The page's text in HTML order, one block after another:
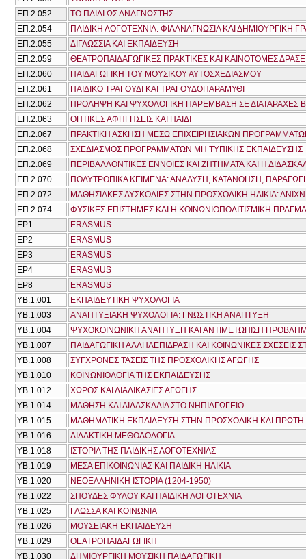
ΕΠ.2.052
ΤΟ ΠΑΙΔΙ ΩΣ ΑΝΑΓΝΩΣΤΗΣ
ΕΠ.2.054
ΠΑΙΔΙΚΗ ΛΟΓΟΤΕΧΝΙΑ: ΦΙΛΑΝΑΓΝΩΣΙΑ ΚΑΙ ΔΗΜΙΟΥΡΓΙΚΗ
ΕΠ.2.055
ΔΙΓΛΩΣΣΙΑ ΚΑΙ ΕΚΠΑΙΔΕΥΣΗ
ΕΠ.2.059
ΘΕΑΤΡΟΠΑΙΔΑΓΩΓΙΚΕΣ ΠΡΑΚΤΙΚΕΣ ΚΑΙ ΚΑΙΝΟΤΟΜΕΣ
ΕΠ.2.060
ΠΑΙΔΑΓΩΓΙΚΗ ΤΟΥ ΜΟΥΣΙΚΟΥ ΑΥΤΟΣΧΕΔΙΑΣΜΟΥ
ΕΠ.2.061
ΠΑΙΔΙΚΟ ΤΡΑΓΟΥΔΙ ΚΑΙ ΤΡΑΓΟΥΔΟΠΑΡΑΜΥΘΙ
ΕΠ.2.062
ΠΡΟΛΗΨΗ ΚΑΙ ΨΥΧΟΛΟΓΙΚΗ ΠΑΡΕΜΒΑΣΗ ΣΕ ΔΙΑΤΑΡΑΧΕΣ
ΕΠ.2.063
ΟΠΤΙΚΕΣ ΑΦΗΓΗΣΕΙΣ ΚΑΙ ΠΑΙΔΙ
ΕΠ.2.067
ΠΡΑΚΤΙΚΗ ΑΣΚΗΣΗ ΜΕΣΩ ΕΠΙΧΕΙΡΗΣΙΑΚΩΝ
ΕΠ.2.068
ΣΧΕΔΙΑΣΜΟΣ ΠΡΟΓΡΑΜΜΑΤΩΝ ΜΗ ΤΥΠΙΚΗΣ ΕΚΠΑΙΔΕΥΣΗΣ
ΕΠ.2.069
ΠΕΡΙΒΑΛΛΟΝΤΙΚΕΣ ΕΝΝΟΙΕΣ ΚΑΙ ΖΗΤΗΜΑΤΑ ΚΑΙ Η
ΕΠ.2.070
ΠΟΛΥΤΡΟΠΙΚΑ ΚΕΙΜΕΝΑ: ΑΝΑΛΥΣΗ, ΚΑΤΑΝΟΗΣΗ,
ΕΠ.2.072
ΜΑΘΗΣΙΑΚΕΣ ΔΥΣΚΟΛΙΕΣ ΣΤΗΝ ΠΡΟΣΧΟΛΙΚΗ ΗΛΙΚΙΑ:
ΕΠ.2.074
ΦΥΣΙΚΕΣ ΕΠΙΣΤΗΜΕΣ ΚΑΙ Η ΚΟΙΝΩΝΙΟΠΟΛΙΤΙΣΜΙΚΗ
ΕΡ1
ERASMUS
ΕΡ2
ERASMUS
ΕΡ3
ERASMUS
ΕΡ4
ERASMUS
ΕΡ8
ERASMUS
ΥΒ.1.001
ΕΚΠΑΙΔΕΥΤΙΚΗ ΨΥΧΟΛΟΓΙΑ
ΥΒ.1.003
ΑΝΑΠΤΥΞΙΑΚΗ ΨΥΧΟΛΟΓΙΑ: ΓΝΩΣΤΙΚΗ ΑΝΑΠΤΥΞΗ
ΥΒ.1.004
ΨΥΧΟΚΟΙΝΩΝΙΚΗ ΑΝΑΠΤΥΞΗ ΚΑΙ ΑΝΤΙΜΕΤΩΠΙΣΗ
ΥΒ.1.007
ΠΑΙΔΑΓΩΓΙΚΗ ΑΛΛΗΛΕΠΙΔΡΑΣΗ ΚΑΙ ΚΟΙΝΩΝΙΚΕΣ ΣΧΕΣΕΙΣ
ΥΒ.1.008
ΣΥΓΧΡΟΝΕΣ ΤΑΣΕΙΣ ΤΗΣ ΠΡΟΣΧΟΛΙΚΗΣ ΑΓΩΓΗΣ
ΥΒ.1.010
ΚΟΙΝΩΝΙΟΛΟΓΙΑ ΤΗΣ ΕΚΠΑΙΔΕΥΣΗΣ
ΥΒ.1.012
ΧΩΡΟΣ ΚΑΙ ΔΙΑΔΙΚΑΣΙΕΣ ΑΓΩΓΗΣ
ΥΒ.1.014
ΜΑΘΗΣΗ ΚΑΙ ΔΙΔΑΣΚΑΛΙΑ ΣΤΟ ΝΗΠΙΑΓΩΓΕΙΟ
ΥΒ.1.015
ΜΑΘΗΜΑΤΙΚΗ ΕΚΠΑΙΔΕΥΣΗ ΣΤΗΝ ΠΡΟΣΧΟΛΙΚΗ ΚΑΙ ΠΡΩΤΗ
ΥΒ.1.016
ΔΙΔΑΚΤΙΚΗ ΜΕΘΟΔΟΛΟΓΙΑ
ΥΒ.1.018
ΙΣΤΟΡΙΑ ΤΗΣ ΠΑΙΔΙΚΗΣ ΛΟΓΟΤΕΧΝΙΑΣ
ΥΒ.1.019
ΜΕΣΑ ΕΠΙΚΟΙΝΩΝΙΑΣ ΚΑΙ ΠΑΙΔΙΚΗ ΗΛΙΚΙΑ
ΥΒ.1.020
ΝΕΟΕΛΛΗΝΙΚΗ ΙΣΤΟΡΙΑ (1204-1950)
ΥΒ.1.022
ΣΠΟΥΔΕΣ ΦΥΛΟΥ ΚΑΙ ΠΑΙΔΙΚΗ ΛΟΓΟΤΕΧΝΙΑ
ΥΒ.1.025
ΓΛΩΣΣΑ ΚΑΙ ΚΟΙΝΩΝΙΑ
ΥΒ.1.026
ΜΟΥΣΕΙΑΚΗ ΕΚΠΑΙΔΕΥΣΗ
ΥΒ.1.029
ΘΕΑΤΡΟΠΑΙΔΑΓΩΓΙΚΗ
ΥΒ.1.030
ΔΗΜΙΟΥΡΓΙΚΗ ΜΟΥΣΙΚΗ ΠΑΙΔΑΓΩΓΙΚΗ